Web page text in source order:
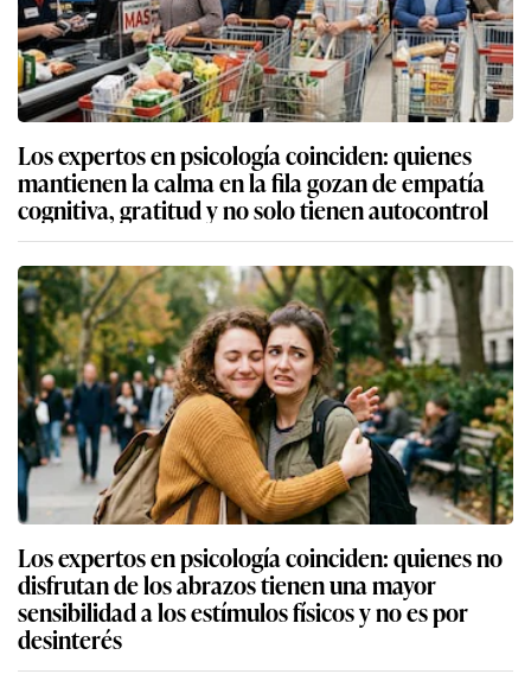
Los expertos en psicología coinciden: quienes
mantienen la calma en la fila gozan de empatía
cognitiva, gratitud y no solo tienen autocontrol
Los expertos en psicología coinciden: quienes no
disfrutan de los abrazos tienen una mayor
sensibilidad a los estímulos físicos y no es por
desinterés